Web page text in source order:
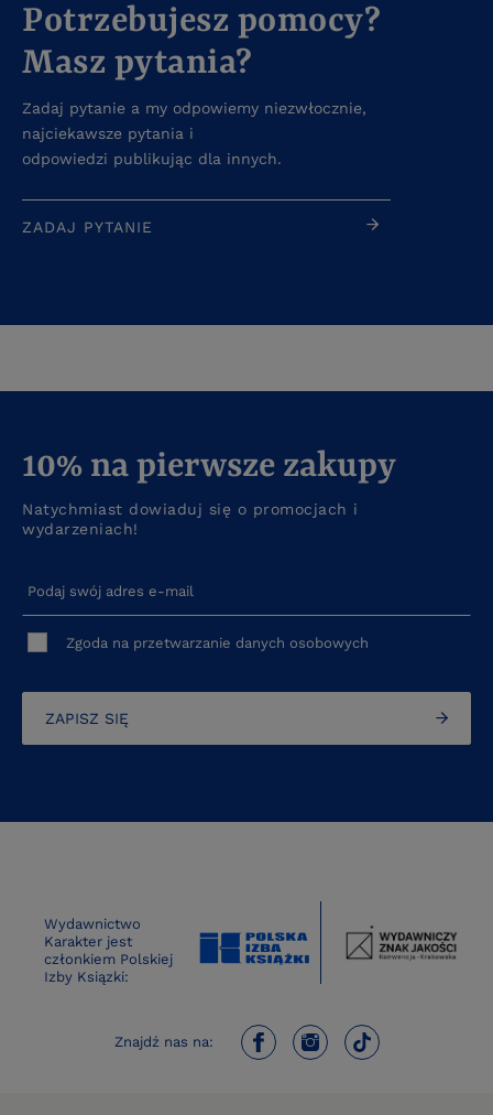
Potrzebujesz pomocy?
Masz pytania?
Zadaj pytanie a my odpowiemy niezwłocznie,
najciekawsze pytania i
odpowiedzi publikując dla innych.
ZADAJ PYTANIE
10% na pierwsze zakupy
Natychmiast dowiaduj się o promocjach i
wydarzeniach!
Podaj swój adres e-mail
Zgoda na przetwarzanie danych osobowych
ZAPISZ SIĘ
Wydawnictwo
Karakter jest
członkiem Polskiej
Izby Ksiązki:
Znajdź nas na: